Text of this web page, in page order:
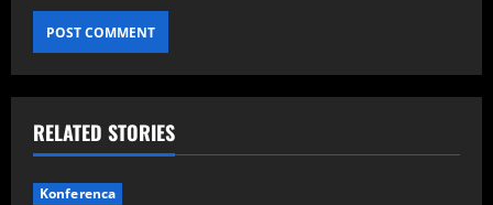
RELATED STORIES
Konferenca